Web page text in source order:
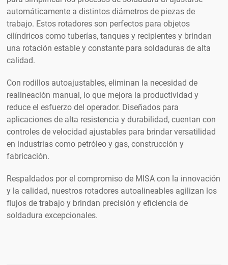
Serie K11
Máquina de soldadura de costura longitudinal
automáticamente a distintos diámetros de piezas de
trabajo. Estos rotadores son perfectos para objetos
cilíndricos como tuberías, tanques y recipientes y brindan
una rotación estable y constante para soldaduras de alta
calidad.
Con rodillos autoajustables, eliminan la necesidad de
realineación manual, lo que mejora la productividad y
reduce el esfuerzo del operador. Diseñados para
aplicaciones de alta resistencia y durabilidad, cuentan con
controles de velocidad ajustables para brindar versatilidad
en industrias como petróleo y gas, construcción y
fabricación.
Respaldados por el compromiso de MISA con la innovación
y la calidad, nuestros rotadores autoalineables agilizan los
flujos de trabajo y brindan precisión y eficiencia de
soldadura excepcionales.